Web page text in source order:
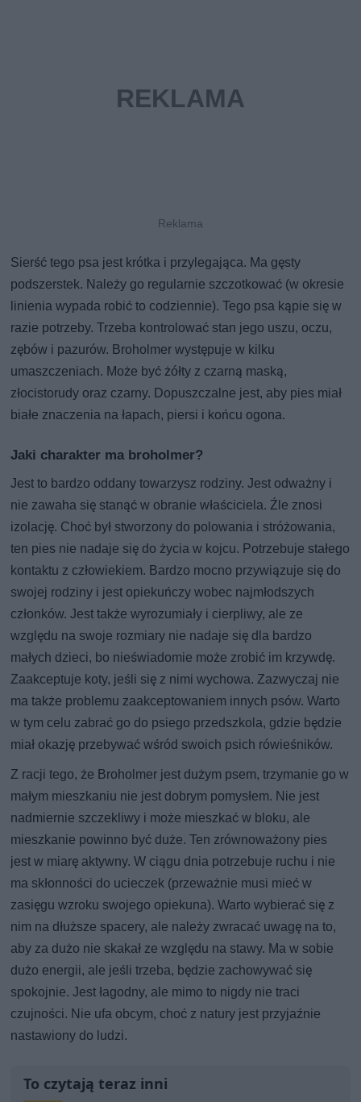
Sierść tego psa jest krótka i przylegająca. Ma gęsty
podszerstek. Należy go regularnie szczotkować (w okresie
linienia wypada robić to codziennie). Tego psa kąpie się w
razie potrzeby. Trzeba kontrolować stan jego uszu, oczu,
zębów i pazurów. Broholmer występuje w kilku
umaszczeniach. Może być żółty z czarną maską,
złocistorudy oraz czarny. Dopuszczalne jest, aby pies miał
białe znaczenia na łapach, piersi i końcu ogona.
Jaki charakter ma broholmer?
Jest to bardzo oddany towarzysz rodziny. Jest odważny i
nie zawaha się stanąć w obranie właściciela. Źle znosi
izolację. Choć był stworzony do polowania i stróżowania,
ten pies nie nadaje się do życia w kojcu. Potrzebuje stałego
kontaktu z człowiekiem. Bardzo mocno przywiązuje się do
swojej rodziny i jest opiekuńczy wobec najmłodszych
członków. Jest także wyrozumiały i cierpliwy, ale ze
względu na swoje rozmiary nie nadaje się dla bardzo
małych dzieci, bo nieświadomie może zrobić im krzywdę.
Zaakceptuje koty, jeśli się z nimi wychowa. Zazwyczaj nie
ma także problemu zaakceptowaniem innych psów. Warto
w tym celu zabrać go do psiego przedszkola, gdzie będzie
miał okazję przebywać wśród swoich psich rówieśników.
Z racji tego, że Broholmer jest dużym psem, trzymanie go w
małym mieszkaniu nie jest dobrym pomysłem. Nie jest
nadmiernie szczekliwy i może mieszkać w bloku, ale
mieszkanie powinno być duże. Ten zrównoważony pies
jest w miarę aktywny. W ciągu dnia potrzebuje ruchu i nie
ma skłonności do ucieczek (przeważnie musi mieć w
zasięgu wzroku swojego opiekuna). Warto wybierać się z
nim na dłuższe spacery, ale należy zwracać uwagę na to,
aby za dużo nie skakał ze względu na stawy. Ma w sobie
dużo energii, ale jeśli trzeba, będzie zachowywać się
spokojnie. Jest łagodny, ale mimo to nigdy nie traci
czujności. Nie ufa obcym, choć z natury jest przyjaźnie
nastawiony do ludzi.
To czytają teraz inni